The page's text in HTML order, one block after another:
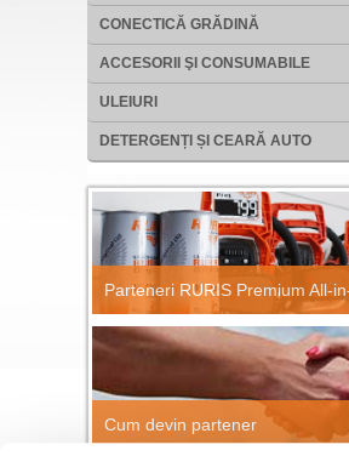
CONECTICĂ GRĂDINĂ
ACCESORII ŞI CONSUMABILE
ULEIURI
DETERGENȚI ȘI CEARĂ AUTO
Parteneri RURIS Premium All-
Cum devin partener